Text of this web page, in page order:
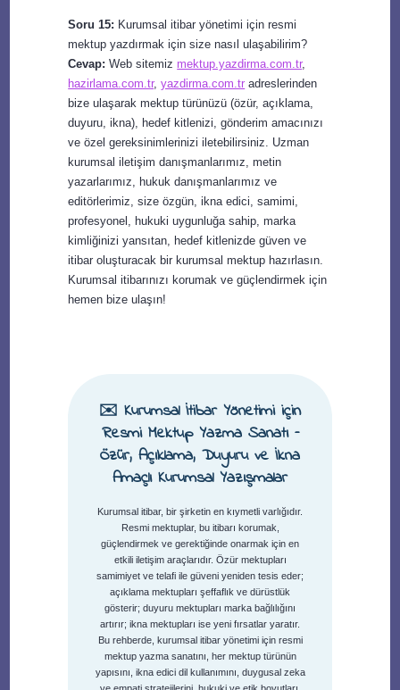
Soru 15: Kurumsal itibar yönetimi için resmi
mektup yazdırmak için size nasıl ulaşabilirim?
Cevap: Web sitemiz mektup.yazdirma.com.tr,
hazirlama.com.tr,yazdirma.com.tr adreslerinden
bize ulaşarak mektup türünüzü (özür, açıklama,
duyuru, ikna), hedef kitlenizi, gönderim amacınızı
ve özel gereksinimlerinizi iletebilirsiniz. Uzman
kurumsal iletişim danışmanlarımız, metin
yazarlarımız, hukuk danışmanlarımız ve
editörlerimiz, size özgün, ikna edici, samimi,
profesyonel, hukuki uygunluğa sahip, marka
kimliğinizi yansıtan, hedef kitlenizde güven ve
itibar oluşturacak bir kurumsal mektup hazırlasın.
Kurumsal itibarınızı korumak ve güçlendirmek için
hemen bize ulaşın!
✉️ Kurumsal İtibar Yönetimi için
Resmi Mektup Yazma Sanatı –
Özür, Açıklama, Duyuru ve İkna
Amaçlı Kurumsal Yazışmalar
Kurumsal itibar, bir şirketin en kıymetli varlığıdır.
Resmi mektuplar, bu itibarı korumak,
güçlendirmek ve gerektiğinde onarmak için en
etkili iletişim araçlarıdır. Özür mektupları
samimiyet ve telafi ile güveni yeniden tesis eder;
açıklama mektupları şeffaflık ve dürüstlük
gösterir; duyuru mektupları marka bağlılığını
artırır; ikna mektupları ise yeni fırsatlar yaratır.
Bu rehberde, kurumsal itibar yönetimi için resmi
mektup yazma sanatını, her mektup türünün
yapısını, ikna edici dil kullanımını, duygusal zeka